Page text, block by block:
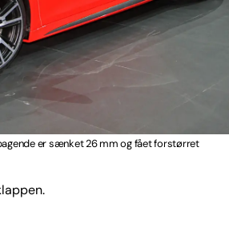
er sænket 26 mm og fået forstørret